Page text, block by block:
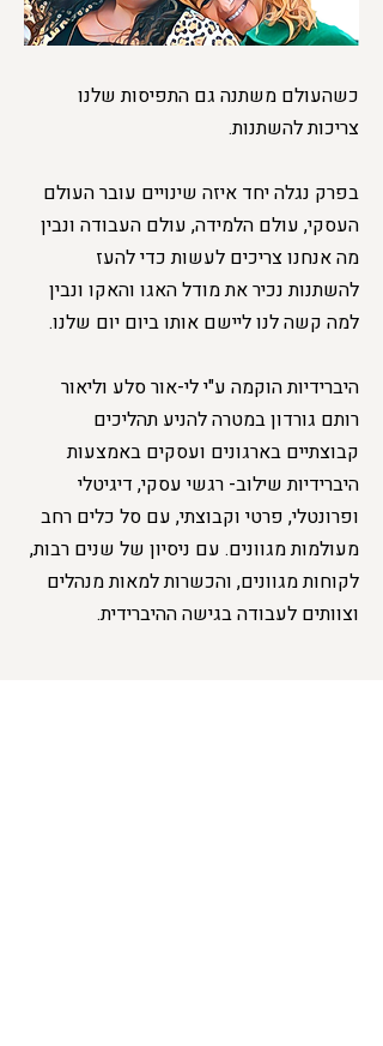
כשהעולם משתנה גם התפיסות שלנו
צריכות להשתנות.
בפרק נגלה יחד איזה שינויים עובר העולם
העסקי, עולם הלמידה, עולם העבודה ונבין
מה אנחנו צריכים לעשות כדי להעז
להשתנות נכיר את מודל האגו והאקו ונבין
למה קשה לנו ליישם אותו ביום יום שלנו.
היברידיות הוקמה ע"י לי-אור סלע וליאור
רותם גורדון במטרה להניע תהליכים
קבוצתיים בארגונים ועסקים באמצעות
היברידיות שילוב- רגשי עסקי, דיגיטלי
ופרונטלי, פרטי וקבוצתי, עם סל כלים רחב
מעולמות מגוונים. עם ניסיון של שנים רבות,
לקוחות מגוונים, והכשרות למאות מנהלים
וצוותים לעבודה בגישה ההיברידית.